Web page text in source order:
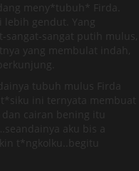
meny*tubuh* Firda.
lebih gendut. Yang
sangat-sangat putih mulus,
yang membulat indah,
tubuh mulus Firda
ini ternyata membuat
cairan bening itu
aku bis a
t*ngkolku..begitu